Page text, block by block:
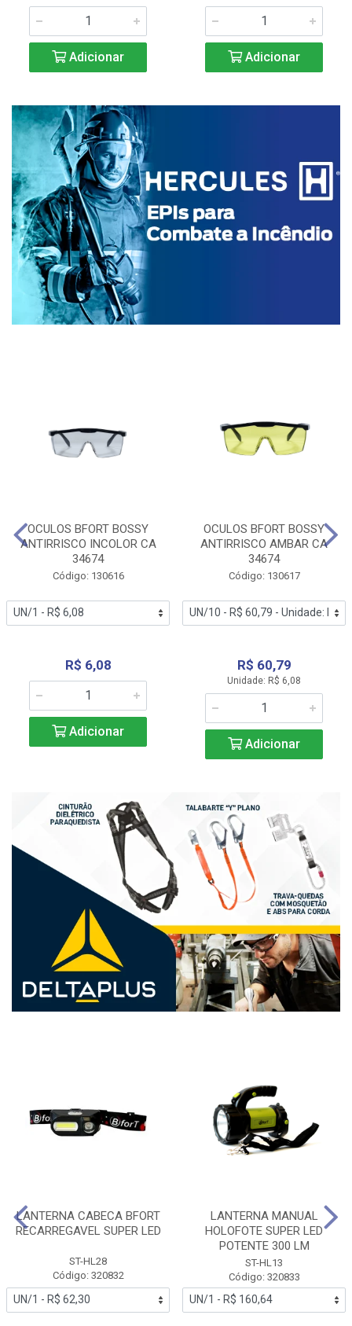
Adicionar Adicionar
OCULOS BFORT BOSSY
ANTIRRISCO INCOLOR CA
34674
Código: 130616
R$ 6,08
Adicionar
OCULOS BFORT BOSSY
ANTIRRISCO AMBAR CA
34674
Código: 130617
R$ 60,79
Unidade: R$ 6,08
Adicionar
LANTERNA CABECA BFORT
RECARREGAVEL SUPER LED
ST-HL28
Código: 320832
LANTERNA MANUAL
HOLOFOTE SUPER LED
POTENTE 300 LM
ST-HL13
Código: 320833